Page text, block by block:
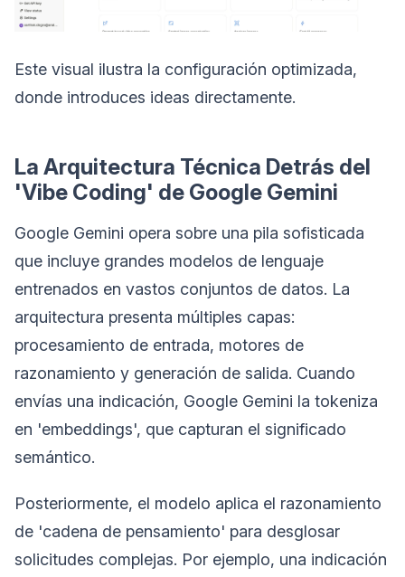
Este visual ilustra la configuración optimizada,
donde introduces ideas directamente.
La Arquitectura Técnica Detrás del
'Vibe Coding' de Google Gemini
Google Gemini opera sobre una pila sofisticada
que incluye grandes modelos de lenguaje
entrenados en vastos conjuntos de datos. La
arquitectura presenta múltiples capas:
procesamiento de entrada, motores de
razonamiento y generación de salida. Cuando
envías una indicación, Google Gemini la tokeniza
en 'embeddings', que capturan el significado
semántico.
Posteriormente, el modelo aplica el razonamiento
de 'cadena de pensamiento' para desglosar
solicitudes complejas. Por ejemplo, una indicación